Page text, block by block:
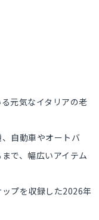
元気なイタリアの老
自動車やオートバ
で、幅広いアイテム
プを収録した2026年